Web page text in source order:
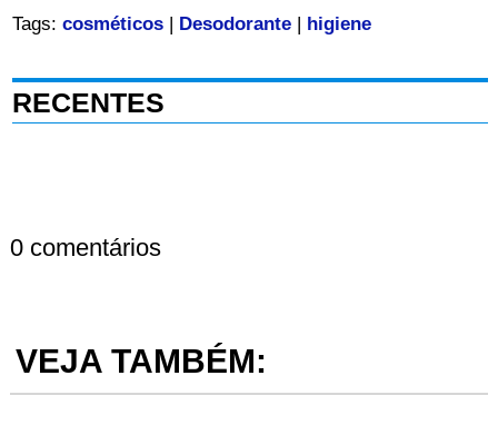
Tags: cosméticos| Desodorante| higiene
RECENTES
0 comentários
VEJA TAMBÉM: